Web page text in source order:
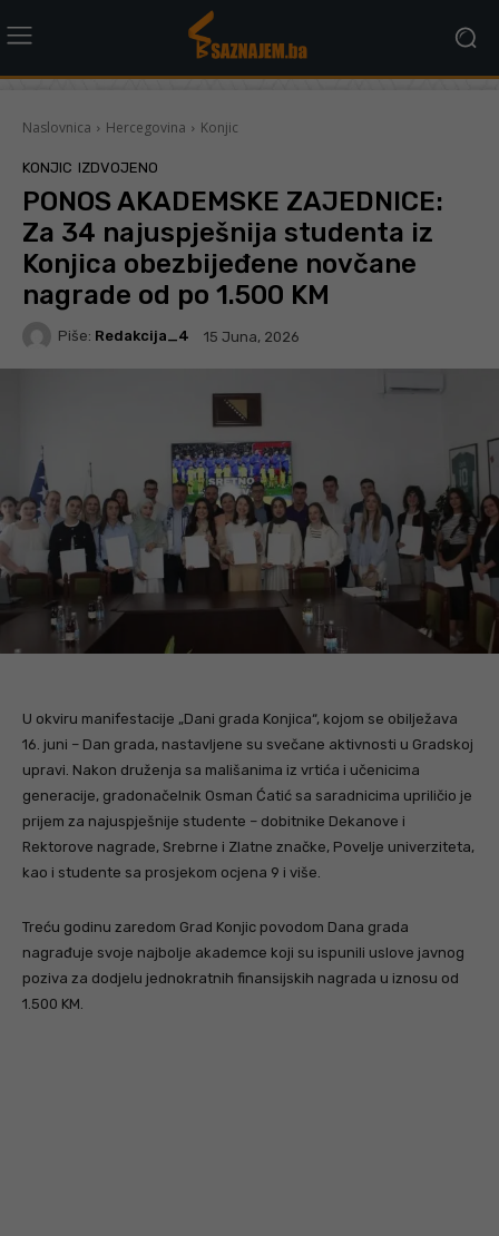
Naslovnica Hercegovina Konjic
KONJIC IZDVOJENO
PONOS AKADEMSKE ZAJEDNICE:
Za 34 najuspješnija studenta iz
Konjica obezbijeđene novčane
nagrade od po 1.500 KM
Piše: Redakcija_4 15 Juna, 2026
U okviru manifestacije „Dani grada Konjica“, kojom se obilježava
16. juni – Dan grada, nastavljene su svečane aktivnosti u Gradskoj
upravi. Nakon druženja sa mališanima iz vrtića i učenicima
generacije, gradonačelnik Osman Ćatić sa saradnicima upriličio je
prijem za najuspješnije studente – dobitnike Dekanove i
Rektorove nagrade, Srebrne i Zlatne značke, Povelje univerziteta,
kao i studente sa prosjekom ocjena 9 i više.
Treću godinu zaredom Grad Konjic povodom Dana grada
nagrađuje svoje najbolje akademce koji su ispunili uslove javnog
poziva za dodjelu jednokratnih finansijskih nagrada u iznosu od
1.500 KM.